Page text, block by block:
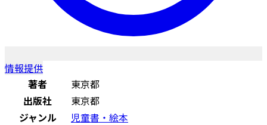
情報提供
著者
東京都
出版社
東京都
ジャンル
児童書・絵本